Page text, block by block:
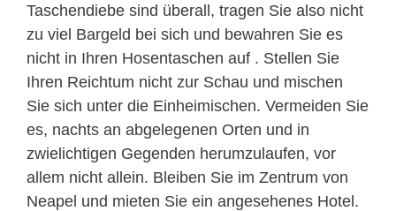
Taschendiebe sind überall, tragen Sie also nicht
zu viel Bargeld bei sich und bewahren Sie es
nicht in Ihren Hosentaschen auf . Stellen Sie
Ihren Reichtum nicht zur Schau und mischen
Sie sich unter die Einheimischen. Vermeiden Sie
es, nachts an abgelegenen Orten und in
zwielichtigen Gegenden herumzulaufen, vor
allem nicht allein. Bleiben Sie im Zentrum von
Neapel und mieten Sie ein angesehenes Hotel.